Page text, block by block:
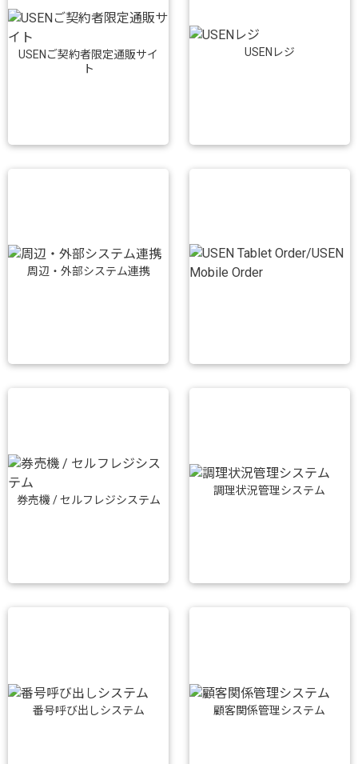
USENご契約者限定通販サイ
ト
USENレジ
周辺・外部システム連携
券売機 / セルフレジシステム
調理状況管理システム
番号呼び出しシステム 顧客関係管理システム